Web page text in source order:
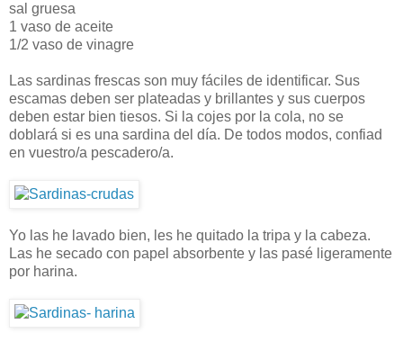
sal gruesa
1 vaso de aceite
1/2 vaso de vinagre
Las sardinas frescas son muy fáciles de identificar. Sus
escamas deben ser plateadas y brillantes y sus cuerpos
deben estar bien tiesos. Si la cojes por la cola, no se
doblará si es una sardina del día. De todos modos, confiad
en vuestro/a pescadero/a.
Yo las he lavado bien, les he quitado la tripa y la cabeza.
Las he secado con papel absorbente y las pasé ligeramente
por harina.